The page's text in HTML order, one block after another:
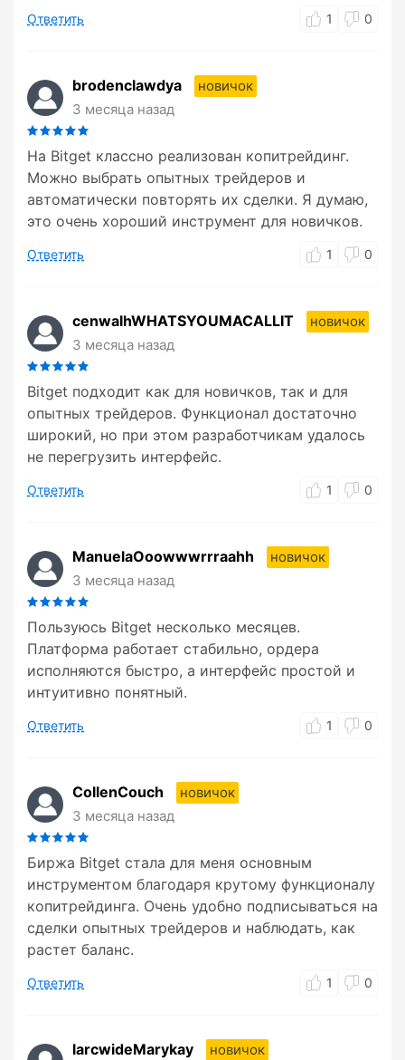
Ответить 1 0
brodenclawdya
новичок
3 месяца назад
На Bitget классно реализован копитрейдинг.
Можно выбрать опытных трейдеров и
автоматически повторять их сделки. Я думаю,
это очень хороший инструмент для новичков.
Ответить 1 0
cenwalhWHATSYOUMACALLIT
новичок
3 месяца назад
Bitget подходит как для новичков, так и для
опытных трейдеров. Функционал достаточно
широкий, но при этом разработчикам удалось
не перегрузить интерфейс.
Ответить 1 0
ManuelaOoowwwrrraahh
новичок
3 месяца назад
Пользуюсь Bitget несколько месяцев.
Платформа работает стабильно, ордера
исполняются быстро, а интерфейс простой и
интуитивно понятный.
Ответить 1 0
CollenCouch
новичок
3 месяца назад
Биржа Bitget стала для меня основным
инструментом благодаря крутому функционалу
копитрейдинга. Очень удобно подписываться на
сделки опытных трейдеров и наблюдать, как
растет баланс.
Ответить 1 0
larcwideMarykay
новичок